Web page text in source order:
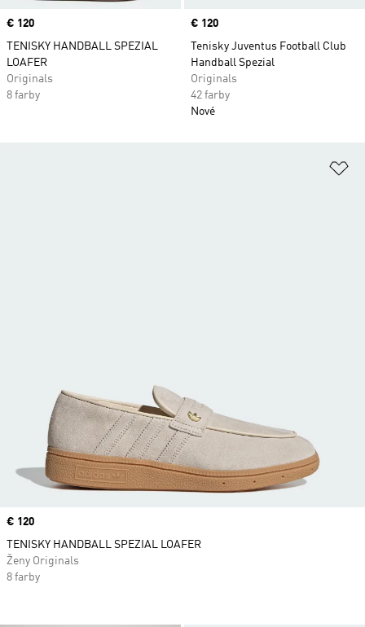
Price
€ 120
TENISKY HANDBALL SPEZIAL
LOAFER
Originals
8 farby
Price
€ 120
Tenisky Juventus Football Club
Handball Spezial
Originals
42 farby
Nové
Price
€ 120
TENISKY HANDBALL SPEZIAL LOAFER
Ženy Originals
8 farby